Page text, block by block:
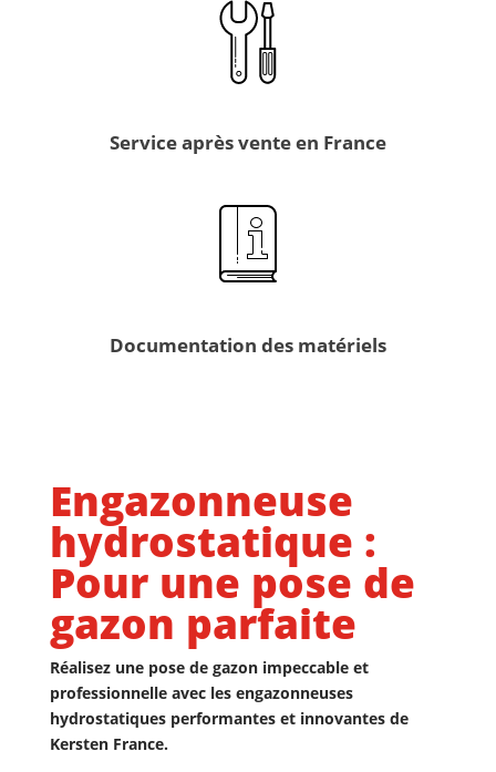
Service après vente en France
Documentation des matériels
Engazonneuse
hydrostatique :
Pour une pose de
gazon parfaite
Réalisez une pose de gazon impeccable et
professionnelle avec les engazonneuses
hydrostatiques performantes et innovantes de
Kersten France.